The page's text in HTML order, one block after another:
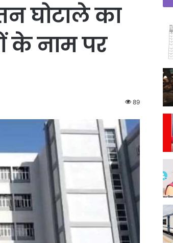
घोटाले का
के नाम पर
89